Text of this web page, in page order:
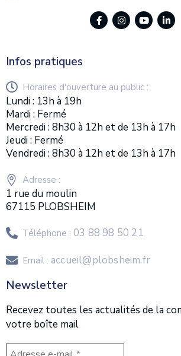
Infos pratiques
Horaires d'ouverture au public :
Lundi : 13h à 19h
Mardi : Fermé
Mercredi : 8h30 à 12h et de 13h à 17h
Jeudi : Fermé
Vendredi : 8h30 à 12h et de 13h à 17h
Adresse :
1 rue du moulin
67115 PLOBSHEIM
Téléphone : 03 88 98 50 21
Email : accueil@plobsheim.fr
Newsletter
Recevez toutes les actualités de la
votre boîte mail